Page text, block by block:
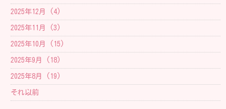
2025年12月 (4)
2025年11月 (3)
2025年10月 (15)
2025年9月 (18)
2025年8月 (19)
それ以前